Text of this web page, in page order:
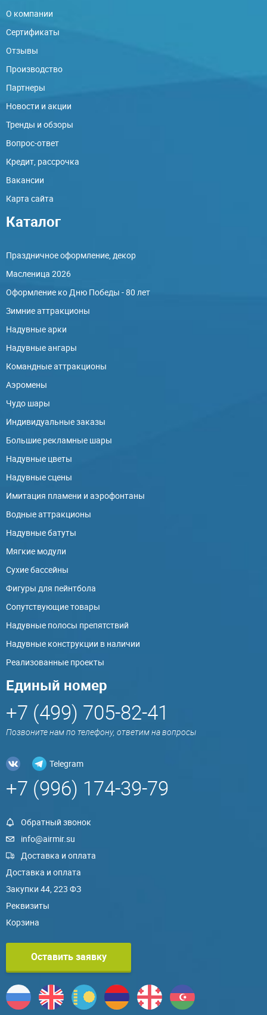
О компании
Сертификаты
Отзывы
Производство
Партнеры
Новости и акции
Тренды и обзоры
Вопрос-ответ
Кредит, рассрочка
Вакансии
Карта сайта
Каталог
Праздничное оформление, декор
Масленица 2026
Оформление ко Дню Победы - 80 лет
Зимние аттракционы
Надувные арки
Надувные ангары
Командные аттракционы
Аэромены
Чудо шары
Индивидуальные заказы
Большие рекламные шары
Надувные цветы
Надувные сцены
Имитация пламени и аэрофонтаны
Водные аттракционы
Надувные батуты
Мягкие модули
Сухие бассейны
Фигуры для пейнтбола
Сопутствующие товары
Надувные полосы препятствий
Надувные конструкции в наличии
Реализованные проекты
Единый номер
+7 (499) 705-82-41
Позвоните нам по телефону, ответим на вопросы
Telegram
+7 (996) 174-39-79
Обратный звонок
info@airmir.su
Доставка и оплата
Доставка и оплата
Закупки 44, 223 ФЗ
Реквизиты
Корзина
Оставить заявку